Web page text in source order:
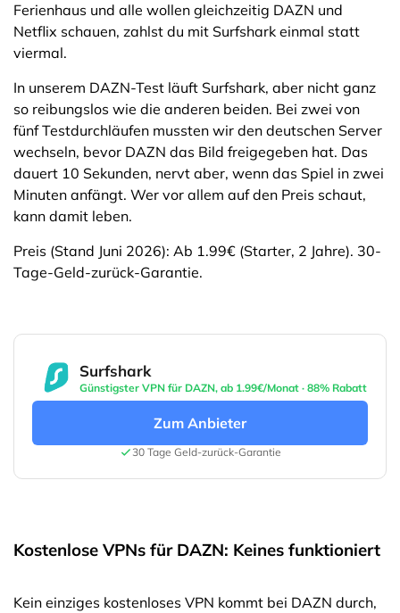
Ferienhaus und alle wollen gleichzeitig DAZN und
Netflix schauen, zahlst du mit Surfshark einmal statt
viermal.
In unserem DAZN-Test läuft Surfshark, aber nicht ganz
so reibungslos wie die anderen beiden. Bei zwei von
fünf Testdurchläufen mussten wir den deutschen Server
wechseln, bevor DAZN das Bild freigegeben hat. Das
dauert 10 Sekunden, nervt aber, wenn das Spiel in zwei
Minuten anfängt. Wer vor allem auf den Preis schaut,
kann damit leben.
Preis (Stand Juni 2026): Ab 1.99€ (Starter, 2 Jahre). 30-
Tage-Geld-zurück-Garantie.
Surfshark
Günstigster VPN für DAZN, ab 1.99€/Monat · 88% Rabatt
Zum Anbieter
30 Tage Geld-zurück-Garantie
Kostenlose VPNs für DAZN: Keines funktioniert
Kein einziges kostenloses VPN kommt bei DAZN durch,